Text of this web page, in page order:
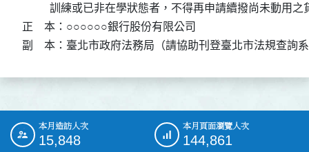
訓練或已非在學狀態者，不得再申請續撥尚未動用
正    本：○○○○○○銀行股份有限公司
副    本：臺北市政府法務局（請協助刊登臺北市法規查詢
::: 本月造訪人次
15,848
本月頁面瀏覽人次
144,861